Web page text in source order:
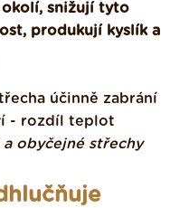
okolí, snižují tyto
produkují kyslík a
obyčejné střechy